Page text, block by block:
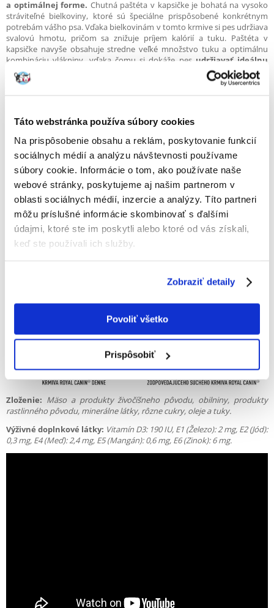
Táto webstránka používa súbory cookies
Na prispôsobenie obsahu a reklám, poskytovanie funkcií
sociálnych médií a analýzu návštevnosti používame
súbory cookie. Informácie o tom, ako používate naše
webové stránky, poskytujeme aj našim partnerom v
oblasti sociálnych médií, inzercie a analýzy. Títo partneri
môžu príslušné informácie skombinovať s ďalšími
údajmi, ktoré ste im poskytli alebo ktoré od vás získali,
keď ste používali ich služby.
Zobraziť detaily
Povoliť všetko
Prispôsobiť
a optimálnej forme. Chutná paštéta v kapsičke je bohatá na vysoko
stráviteľné bielkoviny, ktoré sú špeciálne prispôsobené konkrétnym
potrebám vášho psa. Vďaka bielkovinám v tomto krmive si pes udržiava
svalovú hmotu, pričom sa znižuje príjem kalórií a tuku. Paštéta v
kapsičke navyše obsahuje stredne veľké množstvo tuku a optimálnu
kombináciu vlákniny, vďaka čomu si dokáže pes udržiavať ideálnu
telesnú hmotnosť a má zároveň pocit nasýtenia.
Okrem lahodnej paštéty sú v nutričnom programe Sterilised k dispozícii
aj chrumkavé granuly. Oba produkty sú z hľadiska výživy kompletné a
perfektne sa navzájom dopĺňajú. Prečo nevyskúšať paštétu ako chutné
doplnenie granúl? Prejdite na paštétu v kapsičke ROYAL CANIN®
Zloženie: Mäso a produkty živočíšneho pôvodu, obilniny, produkty
rastlinného pôvodu, minerálne látky, rôzne cukry, oleje a tuky.
Výživné doplnkové látky: Vitamín D3: 190 IU, E1 (Železo): 2 mg, E2 (Jód):
0,3 mg, E4 (Meď): 2,4 mg, E5 (Mangán): 0,6 mg, E6 (Zinok): 6 mg.